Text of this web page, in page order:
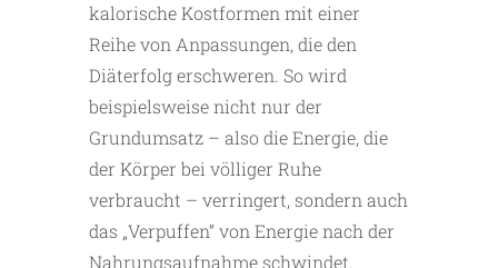
kalorische Kostformen mit einer
Reihe von Anpassungen, die den
Diäterfolg erschweren. So wird
beispielsweise nicht nur der
Grundumsatz – also die Energie, die
der Körper bei völliger Ruhe
verbraucht – verringert, sondern auch
das „Verpuffen“ von Energie nach der
Nahrungsaufnahme schwindet.